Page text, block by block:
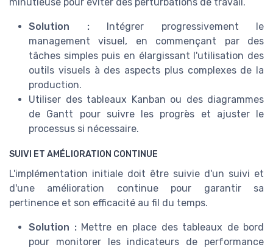
Solution :Intégrer progressivement le
management visuel, en commençant par des
tâches simples puis en élargissant l'utilisation des
outils visuels à des aspects plus complexes de la
production.
Utiliser des tableaux Kanban ou des diagrammes
de Gantt pour suivre les progrès et ajuster le
processus si nécessaire.
SUIVI ET AMÉLIORATION CONTINUE
L'implémentation initiale doit être suivie d'un suivi et
d'une amélioration continue pour garantir sa
pertinence et son efficacité au fil du temps.
Solution :Mettre en place des tableaux de bord
pour monitorer les indicateurs de performance